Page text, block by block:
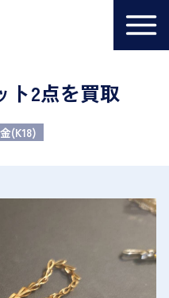
ト2点を買取
(K18)